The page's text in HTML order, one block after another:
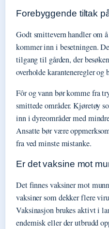
Forebyggende tiltak
Godt smittevern handler om
kommer inn i besetningen.
tilgang til gården, der
overholde karanteneregler og
Fôr og vann bør komme fra
smittede områder. Kjøretøy
inn i dyreområder med
Ansatte bør være
fra ved minste mistanke.
Er det vaksine mot
Det finnes vaksiner mot
vaksiner som dekker flere
Vaksinasjon brukes aktivt i
endemisk eller der utbrudd